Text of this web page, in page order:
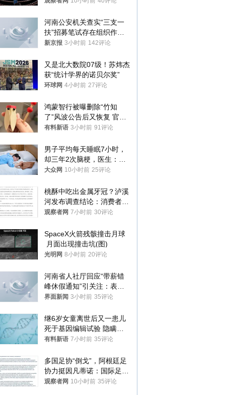
河南公安机关查实“三支一
扶”招募笔试存在组织作弊
犯罪行为
新京报 3小时前 142评论
又是北大数院07级！苏炜杰
获“统计学界的诺贝尔奖”
环球网 4小时前 27评论
鸿蒙智行被曝删除“竹知
了”风波公告后又恢复 官媒
曾力挺：劝华为要大度的，
有料新语 3小时前 91评论
男子平均每天睡眠7小时，
却三年2次脑梗，医生：这
样睡觉更伤身
大众网 10小时前 25评论
桃酥中吃出金属牙冠？泸溪
河发布调查结论：消费者已
澄清，所发视频情况不属实
观察者网 7小时前 30评论
SpaceX火箭残骸撞击月球
月面出现撞击坑(图)
光明网 8小时前 20评论
河南省人社厅回应“带薪错
峰休假通知”引关注：表述
不够准确，待修改后印发
界面新闻 3小时前 35评论
继6岁女童离世后又一患儿
死于基因编辑试验 隐瞒一
年才对外披露
有料新语 7小时前 35评论
多国足协“倒戈”，阿根廷足
协力挺因凡蒂诺：国际足联
今后应继续在其领导下前行
观察者网 10小时前 35评论